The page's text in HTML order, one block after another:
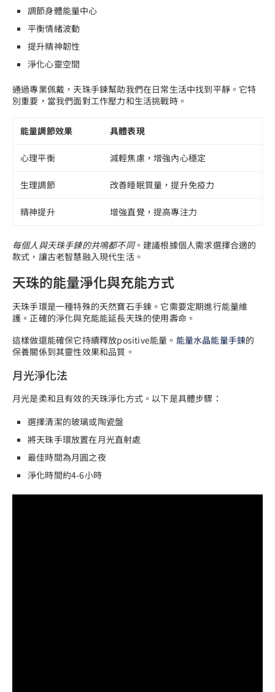
調節身體能量中心
平衡情緒波動
提升精神韌性
淨化心靈空間
通過專業佩戴，天珠手鍊幫助我們在日常生活中找到平靜。它特
別重要，當我們面對工作壓力和生活挑戰時。
能量調節效果 具體表現
心理平衡 減輕焦慮，增強內心穩定
生理調節 改善睡眠質量，提升免疫力
精神提升 增強直覺，提高專注力
每個人與天珠手鍊的共鳴都不同。建議根據個人需求選擇合適的
款式，讓古老智慧融入現代生活。
天珠的能量淨化與充能方式
天珠手環是一種特殊的天然寶石手鍊。它需要定期進行能量維
護。正確的淨化與充能能延長天珠的使用壽命。
這樣做還能確保它持續釋放positive能量。 能量水晶能量手鍊的
保養關係到其靈性效果和品質。
月光淨化法
月光是柔和且有效的天珠淨化方式。以下是具體步驟：
選擇清潔的玻璃或陶瓷盤
將天珠手環放置在月光直射處
最佳時間為月圓之夜
淨化時間約4-6小時